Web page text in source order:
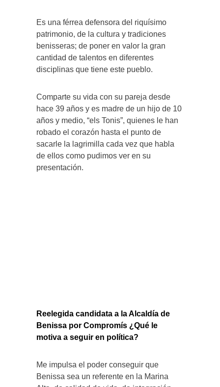
Es una férrea defensora del riquísimo
patrimonio, de la cultura y tradiciones
benisseras; de poner en valor la gran
cantidad de talentos en diferentes
disciplinas que tiene este pueblo.
Comparte su vida con su pareja desde
hace 39 años y es madre de un hijo de 10
años y medio, “els Tonis”, quienes le han
robado el corazón hasta el punto de
sacarle la lagrimilla cada vez que habla
de ellos como pudimos ver en su
presentación.
Reelegida candidata a la Alcaldía de
Benissa por Compromís ¿Qué le
motiva a seguir en política?
Me impulsa el poder conseguir que
Benissa sea un referente en la Marina